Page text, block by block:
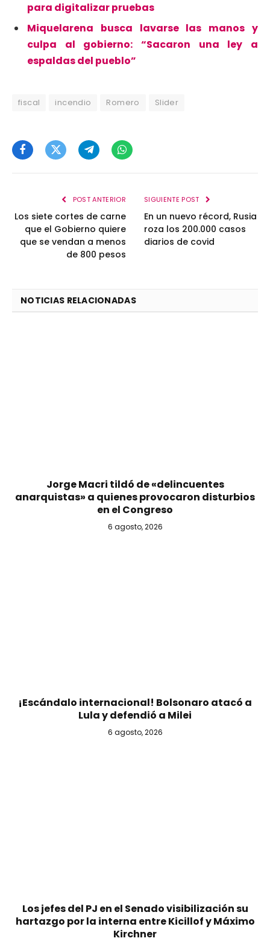
para digitalizar pruebas
Miquelarena busca lavarse las manos y
culpa al gobierno: “Sacaron una ley a
espaldas del pueblo”
fiscal incendio Romero Slider
FacebookTwitterTelegramWhatsApp
POST ANTERIOR
Los siete cortes de carne
que el Gobierno quiere
que se vendan a menos
de 800 pesos
SIGUIENTE POST
En un nuevo récord, Rusia
roza los 200.000 casos
diarios de covid
NOTICIAS RELACIONADAS
Jorge Macri tildó de «delincuentes
anarquistas» a quienes provocaron disturbios
en el Congreso
6 agosto, 2026
¡Escándalo internacional! Bolsonaro atacó a
Lula y defendió a Milei
6 agosto, 2026
Los jefes del PJ en el Senado visibilización su
hartazgo por la interna entre Kicillof y Máximo
Kirchner